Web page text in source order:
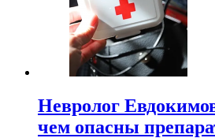
Невролог
чем опасны